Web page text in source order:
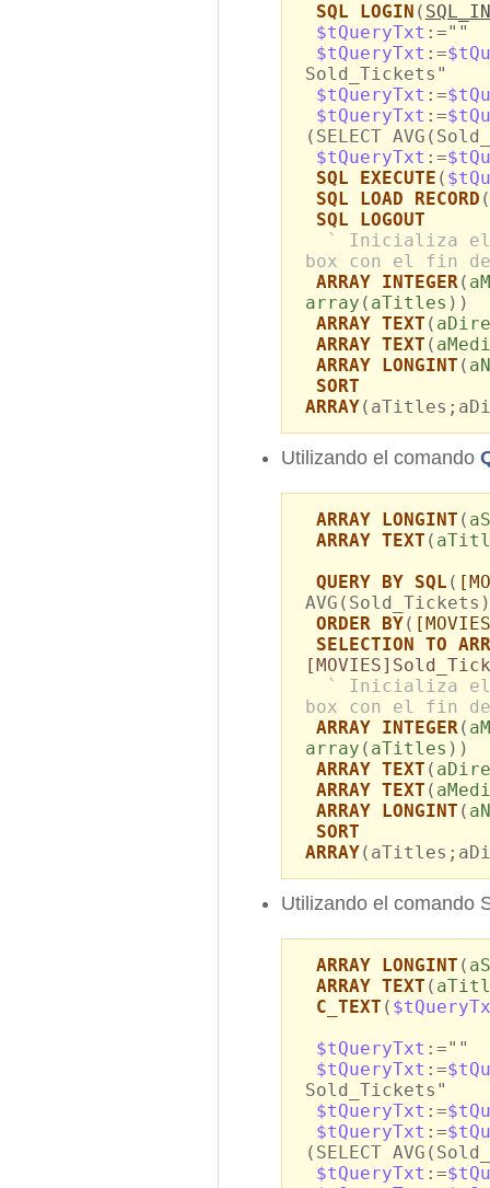
SQL LOGIN (
$tQueryTxt :=""
$tQueryTxt :=
Sold_Tickets"
$tQueryTxt :=
$tQueryTxt :=
(SELECT
$tQueryTxt :=
SQL EXECUTE (
SQL LOAD RECORD (
SQL LOGOUT
` Inicializa el
box con el fin
ARRAY INTEGER(
array ( aTitles ))
ARRAY TEXT (
ARRAY TEXT (
ARRAY LONGINT (
SORT
ARRAY
Utilizando el comando
ARRAY LONGINT (
ARRAY TEXT (
QUERY BY SQL (
AVG(Sold_Tickets)
ORDER BY(
SELECTION TO
` Inicializa el
box con el fin
ARRAY INTEGER(
array ( aTitles ))
ARRAY TEXT (
ARRAY TEXT (
ARRAY LONGINT (
SORT
ARRAY
Utilizando el comando
ARRAY LONGINT (
ARRAY TEXT (
C_TEXT (
$tQueryTxt :=""
$tQueryTxt :=
Sold_Tickets"
$tQueryTxt :=
$tQueryTxt :=
(SELECT
$tQueryTxt :=